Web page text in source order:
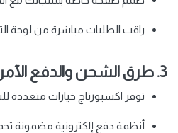
راقب الطلبات مباشرة من لوحة
3. طرق الشحن والدفع الآمن
توفر اكسبورتاج خيارات متعددة
أنظمة دفع إلكترونية مضمونة